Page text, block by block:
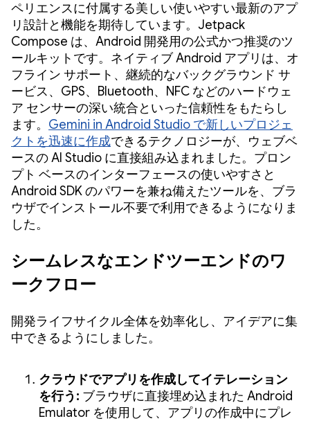
ペリエンスに付属する美しい使いやすい最新のアプ
リ設計と機能を期待しています。Jetpack
Compose は、Android 開発用の公式かつ推奨のツ
ールキットです。ネイティブ Android アプリは、オ
フライン サポート、継続的なバックグラウンド サ
ービス、GPS、Bluetooth、NFC などのハードウェ
ア センサーの深い統合といった信頼性をもたらし
ます。 Gemini in Android Studio で新しいプロジェ
クトを迅速に作成できるテクノロジーが、ウェブベ
ースの AI Studio に直接組み込まれました。プロン
プト ベースのインターフェースの使いやすさと
Android SDK のパワーを兼ね備えたツールを、ブラ
ウザでインストール不要で利用できるようになりま
した。
シームレスなエンドツーエンドのワ
ークフロー
開発ライフサイクル全体を効率化し、アイデアに集
中できるようにしました。
クラウドでアプリを作成してイテレーション
を行う: ブラウザに直接埋め込まれた Android
Emulator を使用して、アプリの作成中にプレ